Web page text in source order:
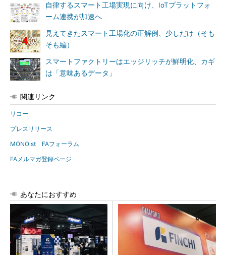
自律するスマート工場実現に向け、IoTプラットフォ
ーム連携が加速へ
見えてきたスマート工場化の正解例、少しだけ（そも
そも編）
スマートファクトリーはエッジリッチが鮮明化、カギ
は「意味あるデータ」
関連リンク
リコー
プレスリリース
MONOist FAフォーラム
FAメルマガ登録ページ
あなたにおすすめ